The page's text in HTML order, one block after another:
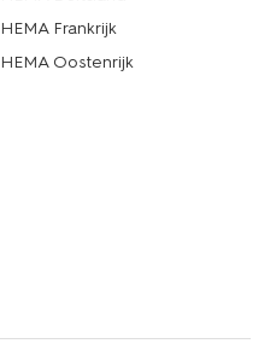
HEMA Frankrijk
HEMA Oostenrijk